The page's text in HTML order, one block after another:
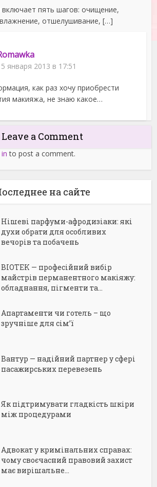
пять шагов: очищение,
отшелушивание, […]
января 2013 в 17:51
как раз хочу приобрести
макияжа, не знаю какое…
Leave a Comment
to post a comment.
на сайте
Нішеві парфуми-афродизіаки: які
духи обрати для особливих
вечорів та побачень
BIOTEK — професійний вибір
майстрів перманентного макіяжу:
обладнання, пігменти та...
Апартаменти чи готель – що
зручніше для сім’ї
Вантур — надійний партнер у сфері
пасажирських перевезень
Як підтримувати гладкість шкіри
між процедурами
Адвокат у кримінальних справах:
чому своєчасний правовий захист
має вирішальне...